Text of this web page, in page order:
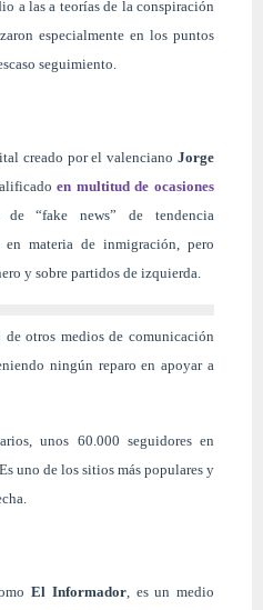
a las a teorías de la conspiración
especialmente en los puntos
seguimiento.
creado por el valencianoJorge
en multitud de ocasiones
“fake news” de tendencia
materia de inmigración, pero
y sobre partidos de izquierda.
otros medios de comunicación
ningún reparo en apoyar a
unos 60.000 seguidores en
uno de los sitios más populares y
El Informador, es un medio